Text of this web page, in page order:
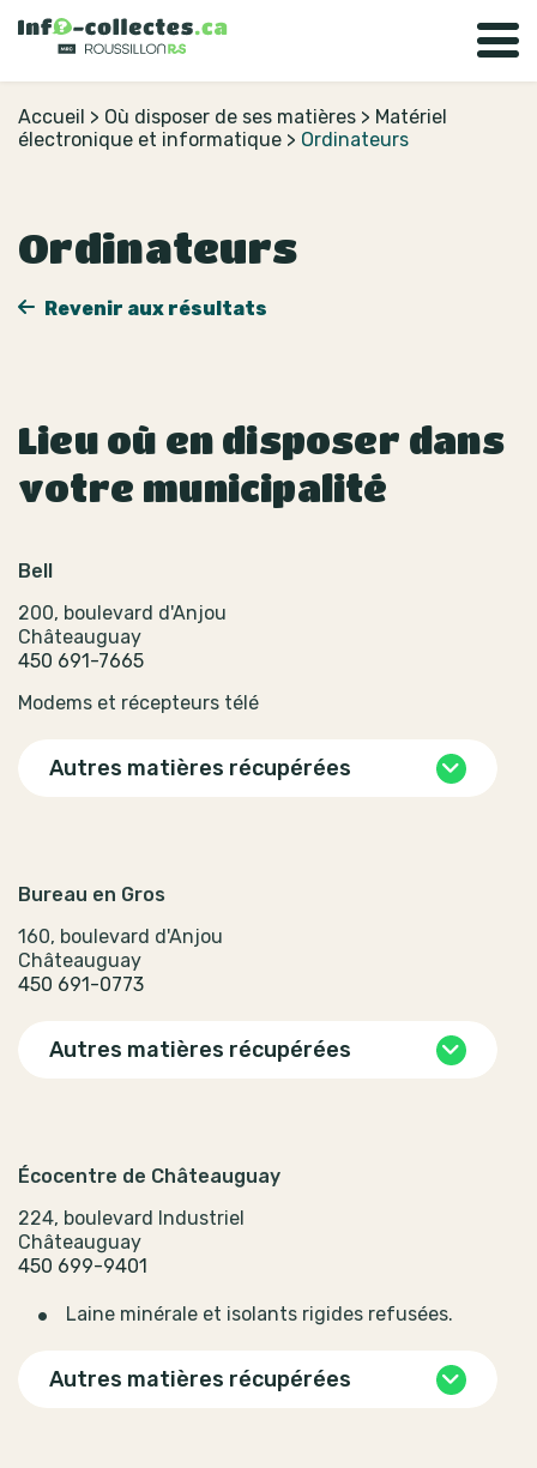
Accueil > Où disposer de ses matières > Matériel
électronique et informatique > Ordinateurs
Ordinateurs
Revenir aux résultats
Lieu où en disposer dans
votre municipalité
Bell
200, boulevard d'Anjou
Châteauguay
450 691-7665
Modems et récepteurs télé
Autres matières récupérées
Bureau en Gros
160, boulevard d'Anjou
Châteauguay
450 691-0773
Autres matières récupérées
Écocentre de Châteauguay
224, boulevard Industriel
Châteauguay
450 699-9401
Laine minérale et isolants rigides refusées.
Autres matières récupérées